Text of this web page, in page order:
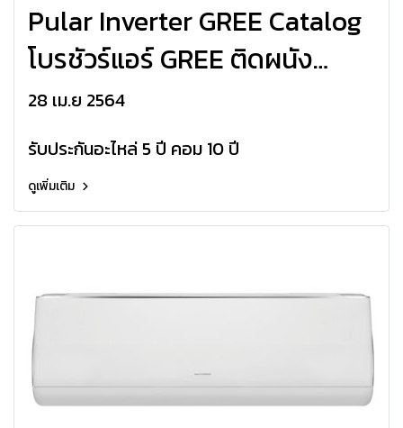
Pular Inverter GREE Catalog
โบรชัวร์แอร์ GREE ติดผนัง
Pular Inverter R32
28 เม.ย 2564
รับประกันอะไหล่ 5 ปี คอม 10 ปี
ดูเพิ่มเติม